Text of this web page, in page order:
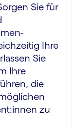
Sie für
Ihre
Sie
Ihre
die
zu